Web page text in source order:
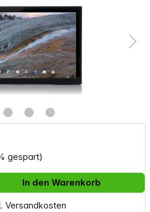
gespart)
Versandkosten
den gewünschten
In den Warenkorb